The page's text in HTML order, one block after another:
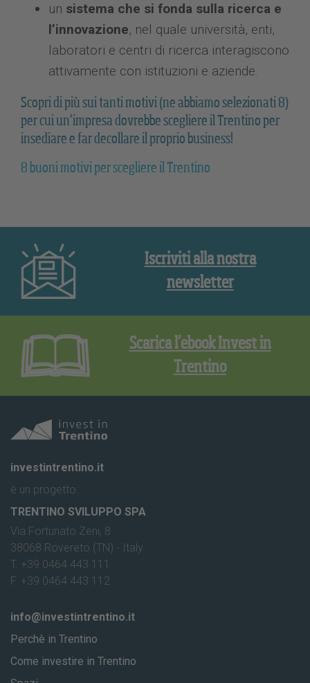
un sistema che si fonda sulla ricerca e
l’innovazione, nel quale università, enti,
laboratori e centri di ricerca interagiscono
attivamente con istituzioni e aziende.
Scopri di più sui tanti motivi (ne abbiamo selezionati 8)
per cui un’impresa dovrebbe scegliere il Trentino per
insediare e far decollare il proprio business!
8 buoni motivi per scegliere il Trentino
Iscriviti alla nostra
newsletter
Scarica l’ebook Invest in
Trentino
investintrentino.it
è un progetto:
TRENTINO SVILUPPO SPA
Via Fortunato Zeni, 8
38068 Rovereto (TN) - Italy
T. +39 0464 443 111
F. +39 0464 443 112
info@investintrentino.it
Perchè in Trentino
Come investire in Trentino